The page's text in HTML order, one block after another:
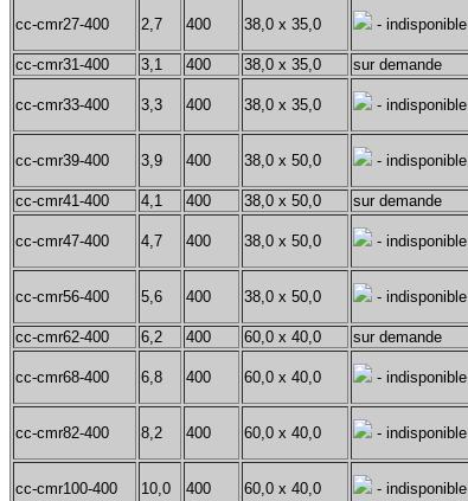
cc-cmr27-400 2,7 400 38,0 x 35,0 - indisponible
cc-cmr31-400 3,1 400 38,0 x 35,0 sur demande
cc-cmr33-400 3,3 400 38,0 x 35,0 - indisponible
cc-cmr39-400 3,9 400 38,0 x 50,0 - indisponible
cc-cmr41-400 4,1 400 38,0 x 50,0 sur demande
cc-cmr47-400 4,7 400 38,0 x 50,0 - indisponible
cc-cmr56-400 5,6 400 38,0 x 50,0 - indisponible
cc-cmr62-400 6,2 400 60,0 x 40,0 sur demande
cc-cmr68-400 6,8 400 60,0 x 40,0 - indisponible
cc-cmr82-400 8,2 400 60,0 x 40,0 - indisponible
cc-cmr100-400 10,0 400 60,0 x 40,0 - indisponible